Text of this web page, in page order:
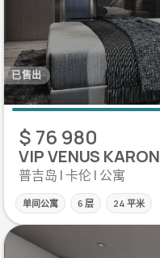
已售出
$ 76 980
VIP VENUS KARON
普吉岛 | 卡伦 | 公寓
单间公寓 6 层 24 平米